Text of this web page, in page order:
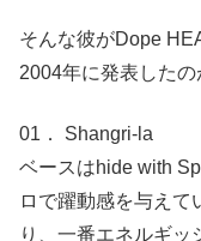
そんな彼がDope
2004年に発表したの
01． Shangri-la
ベースはhide with
ロで躍動感を与えて
り、一番エネルギ